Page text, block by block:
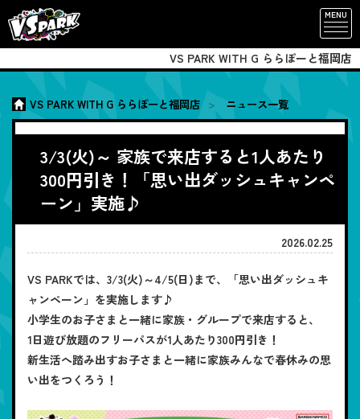
MENU
VS PARK WITH G ららぽーと福岡店
VS PARK WITH G ららぽーと福岡店 ニュース一覧
3/3(火)～ 家族で来店すると1人あたり
300円引き！「思い出ダッシュキャンペ
ーン」実施♪
2026.02.25
VS PARKでは、3/3(火)～4/5(日)まで、「思い出ダッシュキ
ャンペーン」を実施します♪
小学生のお子さまと一緒に家族・グループで来店すると、
1日遊び放題のフリーパスが1人あたり300円引き！
新生活へ踏み出すお子さまと一緒に家族みんなで春休みの思
い出をつくろう！